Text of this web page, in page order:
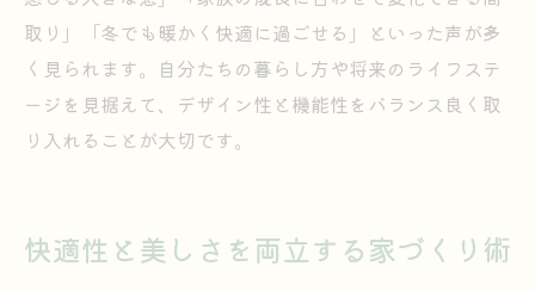
取り」「冬でも暖かく快適に過ごせる」といった声が多
く見られます。自分たちの暮らし方や将来のライフステ
ージを見据えて、デザイン性と機能性をバランス良く取
り入れることが大切です。
快適性と美しさを両立する家づくり術